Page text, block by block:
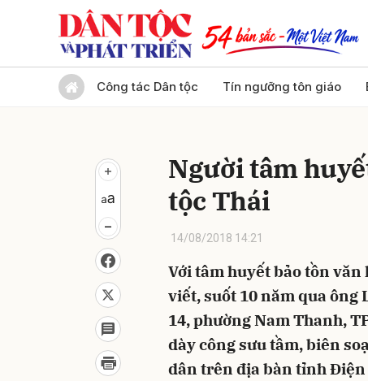
Công tác Dân tộc Tín ngưỡng tôn giáo
Người tâm
tộc Thái
14/08/2018 14:21
Với tâm huyết bảo tồn
viết, suốt 10 năm qua ông
14, phường Nam Thanh,
dày công sưu tầm, biên
dân trên địa bàn tỉnh Điện
Gửi